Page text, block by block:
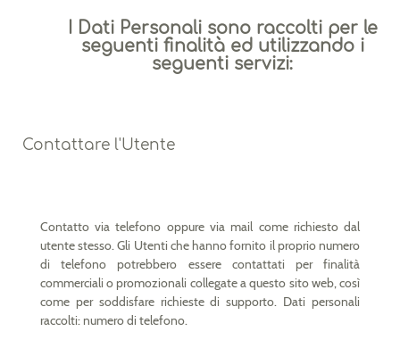
I Dati Personali sono raccolti per le
seguenti finalità ed utilizzando i
seguenti servizi:
Contattare l'Utente
Contatto via telefono oppure via mail come richiesto dal
utente stesso. Gli Utenti che hanno fornito il proprio numero
di telefono potrebbero essere contattati per finalità
commerciali o promozionali collegate a questo sito web, così
come per soddisfare richieste di supporto. Dati personali
raccolti: numero di telefono.